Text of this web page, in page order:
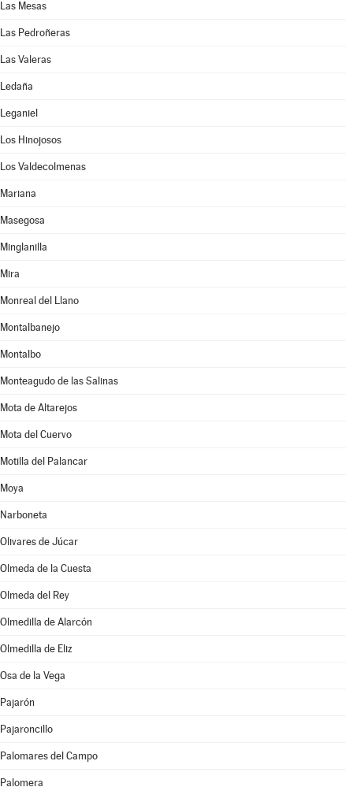
Las Mesas
Las Pedroñeras
Las Valeras
Ledaña
Leganiel
Los Hinojosos
Los Valdecolmenas
Mariana
Masegosa
Minglanilla
Mira
Monreal del Llano
Montalbanejo
Montalbo
Monteagudo de las Salinas
Mota de Altarejos
Mota del Cuervo
Motilla del Palancar
Moya
Narboneta
Olivares de Júcar
Olmeda de la Cuesta
Olmeda del Rey
Olmedilla de Alarcón
Olmedilla de Eliz
Osa de la Vega
Pajarón
Pajaroncillo
Palomares del Campo
Palomera